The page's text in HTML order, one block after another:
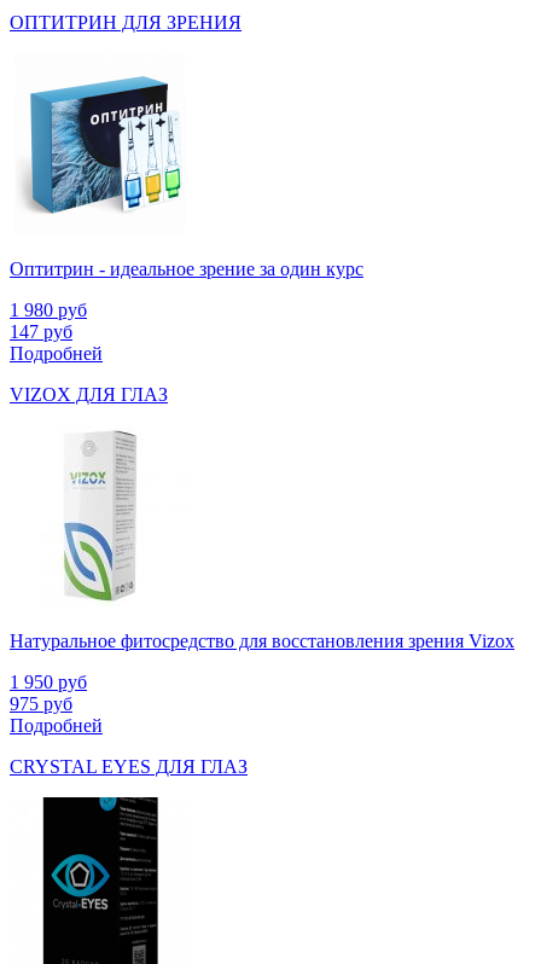
ОПТИТРИН ДЛЯ ЗРЕНИЯ
Оптитрин - идеальное зрение за один курс
1 980 руб
147 руб
Подробней
VIZOX ДЛЯ ГЛАЗ
Натуральное фитосредство для восстановления зрения Vizox
1 950 руб
975 руб
Подробней
CRYSTAL EYES ДЛЯ ГЛАЗ